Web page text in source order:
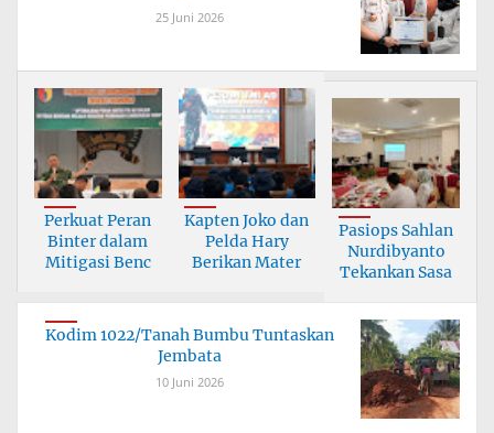
25 Juni 2026
Perkuat Peran
Binter dalam
Mitigasi Benc
Kapten Joko dan
Pelda Hary
Berikan Mater
Pasiops Sahlan
Nurdibyanto
Tekankan Sasa
Kodim 1022/Tanah Bumbu Tuntaskan
Jembata
10 Juni 2026